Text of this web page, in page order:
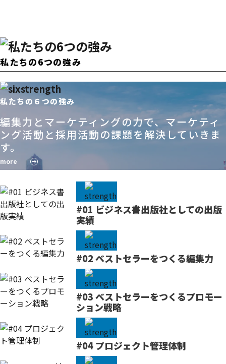
私たちの6つの強み
私たちの６つの強み
編集力とマーケティングの力で、マーケティ
ング活動と採用活動の課題を解決していきま
す。
more
#01 ビジネス書出版社としての出版
実績
#02 ベストセラーをつくる編集力
#03 ベストセラーをつくるプロモー
ション戦略
#04 プロジェクト管理体制